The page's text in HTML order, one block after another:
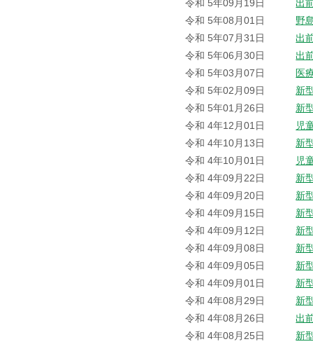
令和 5年09月19日
出
令和 5年08月01日
野
令和 5年07月31日
出
令和 5年06月30日
出
令和 5年03月07日
医
令和 5年02月09日
新
令和 5年01月26日
新
令和 4年12月01日
児
令和 4年10月13日
新
令和 4年10月01日
児
令和 4年09月22日
新
令和 4年09月20日
新
令和 4年09月15日
新
令和 4年09月12日
新
令和 4年09月08日
新
令和 4年09月05日
新
令和 4年09月01日
新
令和 4年08月29日
新
令和 4年08月26日
出
令和 4年08月25日
新